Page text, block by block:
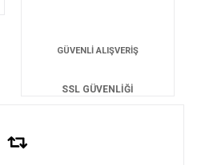
GÜVENLİ ALIŞVERİŞ
SSL GÜVENLİĞİ